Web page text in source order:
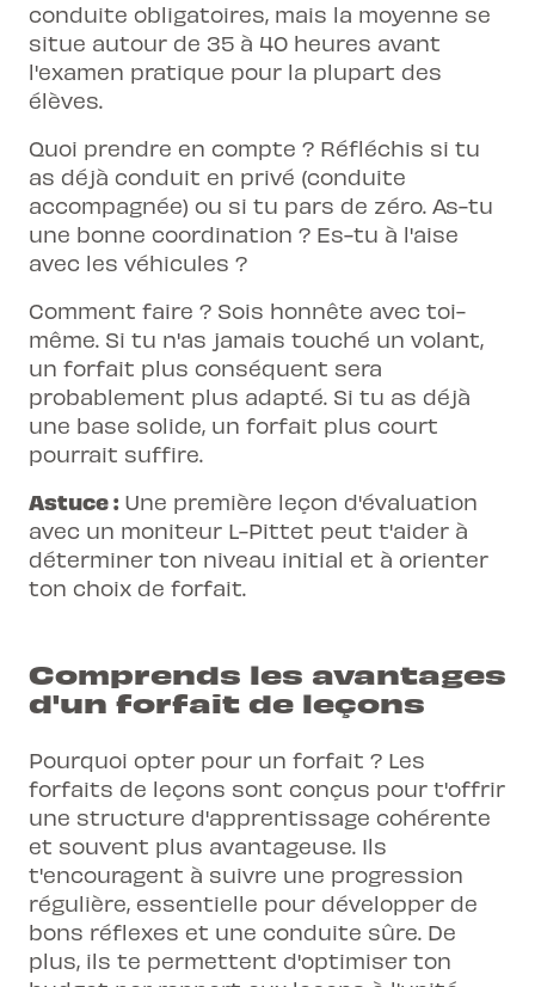
conduite obligatoires, mais la moyenne se
situe autour de 35 à 40 heures avant
l'examen pratique pour la plupart des
élèves.
Quoi prendre en compte ? Réfléchis si tu
as déjà conduit en privé (conduite
accompagnée) ou si tu pars de zéro. As-tu
une bonne coordination ? Es-tu à l'aise
avec les véhicules ?
Comment faire ? Sois honnête avec toi-
même. Si tu n'as jamais touché un volant,
un forfait plus conséquent sera
probablement plus adapté. Si tu as déjà
une base solide, un forfait plus court
pourrait suffire.
Astuce : Une première leçon d'évaluation
avec un moniteur L-Pittet peut t'aider à
déterminer ton niveau initial et à orienter
ton choix de forfait.
Comprends les avantages
d'un forfait de leçons
Pourquoi opter pour un forfait ? Les
forfaits de leçons sont conçus pour t'offrir
une structure d'apprentissage cohérente
et souvent plus avantageuse. Ils
t'encouragent à suivre une progression
régulière, essentielle pour développer de
bons réflexes et une conduite sûre. De
plus, ils te permettent d'optimiser ton